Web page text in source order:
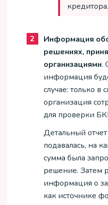
кредитора.
Информация
решениях,
организациями.
информация
случае: только в
организация
для проверки
Детальный отчет
подавалась, на
сумма была
решение. Затем
информация о
как источнике